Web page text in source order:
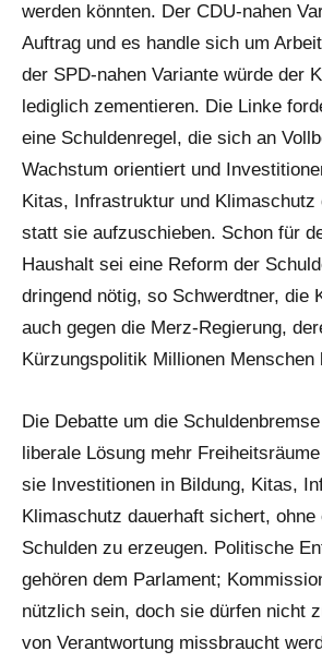
werden könnten. Der CDU-nahen
Auftrag und es handle sich um
der SPD-nahen Variante würde der
lediglich zementieren. Die Linke
eine Schuldenregel, die sich an
Wachstum orientiert und
Kitas, Infrastruktur und Klimaschutz
statt sie aufzuschieben. Schon für
Haushalt sei eine Reform der
dringend nötig, so Schwerdtner, die
auch gegen die Merz-Regierung,
Kürzungspolitik Millionen Menschen
Die Debatte um die
liberale Lösung mehr
sie Investitionen in Bildung, Kitas,
Klimaschutz dauerhaft sichert, ohne
Schulden zu erzeugen. Politische
gehören dem Parlament;
nützlich sein, doch sie dürfen nicht
von Verantwortung missbraucht